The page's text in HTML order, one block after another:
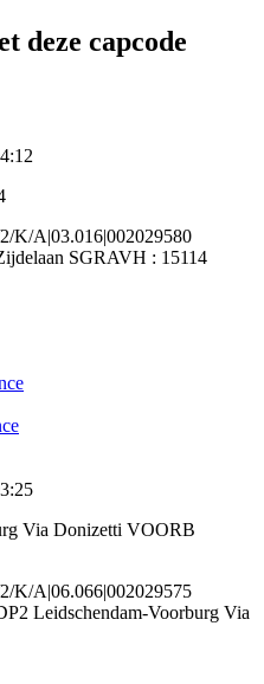
deze capcode
K/A|03.016|002029580
SGRAVH : 15114
Via Donizetti VOORB
K/A|06.066|002029575
Leidschendam-Voorburg Via